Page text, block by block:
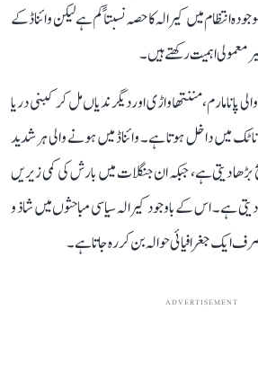
انتظام میں کیرالہ کا حصہ نسبتاً کم ہے لیکن وائناڈ کے
معمولی اہمیت رکھتے ہیں۔
پانامارم، مننتھاواڑی اور دیگر ندیاں مل کر کبنی دریا
میں داخل ہوتا ہے۔ وائناڈ میں ہونے والی ہر شدید
بڑھا دیتی ہے، جبکہ ان جنگلات میں بارش کی کمی زیریں
ہے۔ اس کے باوجود کیرالہ سیاسی مباحثوں میں شاذ و
ایک جغرافیائی حوالہ بن کر رہ جاتا ہے۔
ADVERTISEMENT